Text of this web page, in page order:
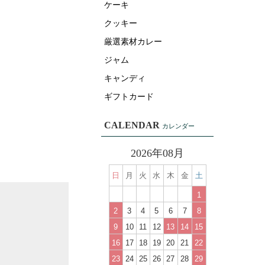
ケーキ
クッキー
厳選素材カレー
ジャム
キャンディ
ギフトカード
CALENDAR カレンダー
2026年08月
日 月 火 水 木 金 土
1
2
3 4 5 6 7
8
9
10 11 12 13 14
15
16
17 18 19 20 21
22
23
24 25 26 27 28 29